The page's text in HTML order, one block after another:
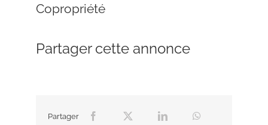
Copropriété
Partager cette annonce
Partager